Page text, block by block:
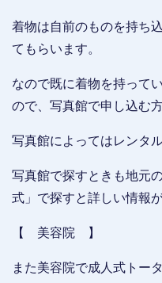
着物は自前のものを持ち
てもらいます。
なので既に着物を持って
ので、写真館で申し込む
写真館によってはレンタ
写真館で探すときも地元
式」で探すと詳しい情報
【 美容院 】
また美容院で成人式トー